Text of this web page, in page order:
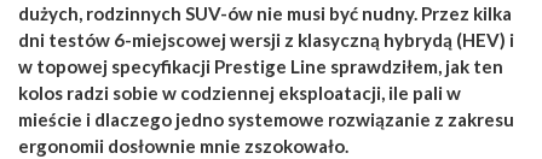
dużych, rodzinnych SUV-ów nie musi być nudny. Przez kilka
dni testów 6-miejscowej wersji z klasyczną hybrydą (HEV) i
w topowej specyfikacji Prestige Line sprawdziłem, jak ten
kolos radzi sobie w codziennej eksploatacji, ile pali w
mieście i dlaczego jedno systemowe rozwiązanie z zakresu
ergonomii dosłownie mnie zszokowało.